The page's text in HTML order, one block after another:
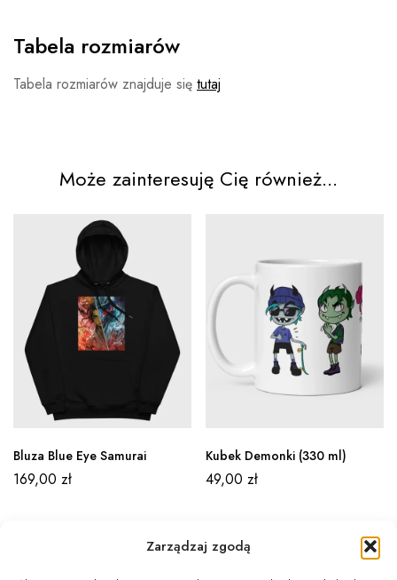
Zarządzaj zgodą
Tabela rozmiarów
Tabela rozmiarów znajduje się tutaj
Może zainteresuję Cię również...
Bluza Blue Eye Samurai
169,00 zł
Kubek Demonki (330 ml)
49,00 zł